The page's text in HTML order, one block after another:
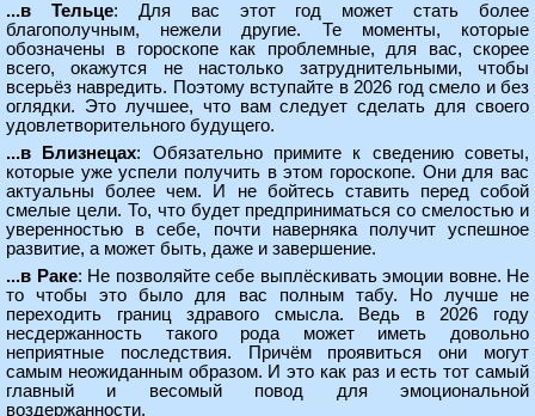
...в Тельце: Для вас этот год может стать более
благополучным, нежели другие. Те моменты, которые
обозначены в гороскопе как проблемные, для вас, скорее
всего, окажутся не настолько затруднительными, чтобы
всерьёз навредить. Поэтому вступайте в 2026 год смело и без
оглядки. Это лучшее, что вам следует сделать для своего
удовлетворительного будущего.
...в Близнецах: Обязательно примите к сведению советы,
которые уже успели получить в этом гороскопе. Они для вас
актуальны более чем. И не бойтесь ставить перед собой
смелые цели. То, что будет предприниматься со смелостью и
уверенностью в себе, почти наверняка получит успешное
развитие, а может быть, даже и завершение.
...в Раке: Не позволяйте себе выплёскивать эмоции вовне. Не
то чтобы это было для вас полным табу. Но лучше не
переходить границ здравого смысла. Ведь в 2026 году
несдержанность такого рода может иметь довольно
неприятные последствия. Причём проявиться они могут
самым неожиданным образом. И это как раз и есть тот самый
главный и весомый повод для эмоциональной
воздержанности.